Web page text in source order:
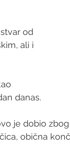
od
ali i
danas.
je dobio zbog
obična